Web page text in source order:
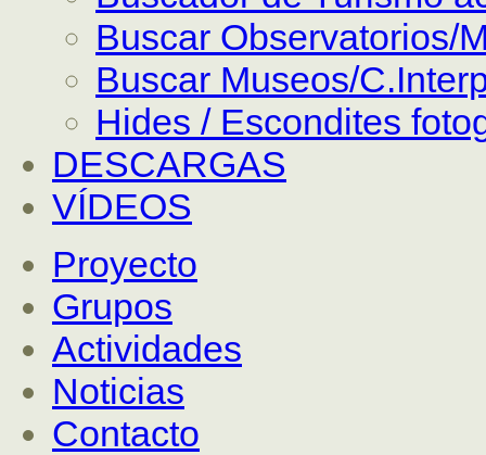
Buscar Observatorios/
Buscar Museos/
Hides / Escondites
DESCARGAS
VÍDEOS
Proyecto
Grupos
Actividades
Noticias
Contacto